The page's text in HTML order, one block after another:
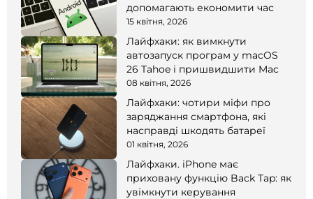
допомагають економити час
15 квітня, 2026
Лайфхаки: як вимкнути
автозапуск програм у macOS
26 Tahoe і пришвидшити Mac
08 квітня, 2026
Лайфхаки: чотири міфи про
заряджання смартфона, які
насправді шкодять батареї
01 квітня, 2026
Лайфхаки. iPhone має
приховану функцію Back Tap: як
увімкнути керування